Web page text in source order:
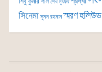
শেখ লুৎফর
সিনেমা সুমন রহমান স্মরণহলিউড